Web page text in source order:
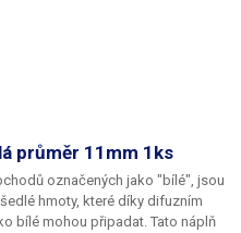
průměr 11mm 1ks
označených jako "bílé", jsou
hmoty, které díky difuzním
bílé mohou připadat. Tato náplň